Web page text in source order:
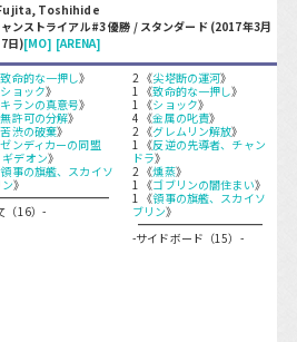
Toshihide
ンストライアル#3 優勝 / スタンダード (2017年3月
日)[MO] [ARENA]
致命的な一押し》
ショック》
キランの真意号》
無許可の分解》
苦渋の破棄》
ゼンディカーの同盟
デオン》
領事の旗艦、スカイソ
ン》
（16）-
2 《尖塔断の運河》
1 《致命的な一押し》
1 《ショック》
4 《金属の叱責》
2 《グレムリン解放》
1 《反逆の先導者、チャン
ドラ》
2 《燻蒸》
1 《ゴブリンの闇住まい》
1 《領事の旗艦、スカイソ
ブリン》
-サイドボード（15）-